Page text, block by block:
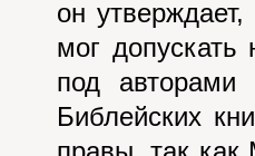
он утверждает,
мог
под авторами
Библейских